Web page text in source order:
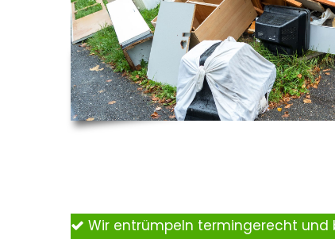
Wir entrümpeln termingerecht und